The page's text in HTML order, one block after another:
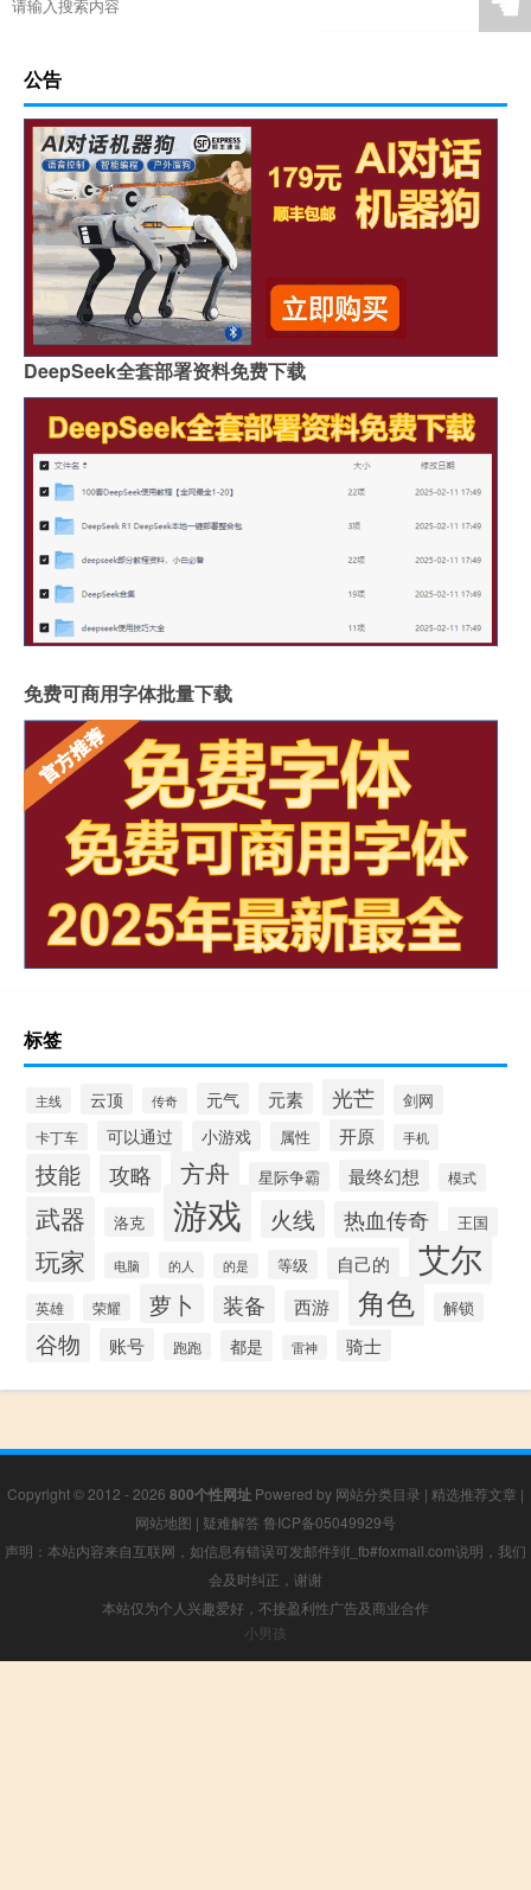
公告
DeepSeek全套部署资料免费下载
免费可商用字体批量下载
标签
主线 云顶 传奇 元气 元素 光芒 剑网
卡丁车 可以通过 小游戏 属性 开原 手机
技能 攻略 方舟 星际争霸 最终幻想 模式
武器 洛克 游戏 火线 热血传奇 王国
玩家 电脑 的人 的是 等级 自己的 艾尔
英雄 荣耀 萝卜 装备 西游 角色 解锁
谷物 账号 跑跑 都是 雷神 骑士
Copyright © 2012 - 2026 800个性网址 Powered by 网站分类目录 | 精选推荐文章 |
网站地图 | 疑难解答 鲁ICP备05049929号
声明：本站内容来自互联网，如信息有错误可发邮件到f_fb#foxmail.com说明，我们
会及时纠正，谢谢
本站仅为个人兴趣爱好，不接盈利性广告及商业合作
小男孩